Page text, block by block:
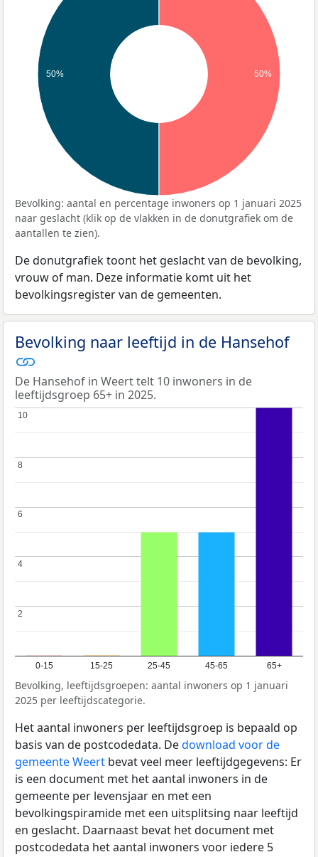
50% 50%
Bevolking: aantal en percentage inwoners op 1 januari 2025
naar geslacht (klik op de vlakken in de donutgrafiek om de
aantallen te zien).
De donutgrafiek toont het geslacht van de bevolking,
vrouw of man. Deze informatie komt uit het
bevolkingsregister van de gemeenten.
Bevolking naar leeftijd in de Hansehof
De Hansehof in Weert telt 10 inwoners in de
leeftijdsgroep 65+ in 2025.
0-15 15-25 25-45 45-65 65+
2
2
4
4
6
6
8
8
10
10
Bevolking, leeftijdsgroepen: aantal inwoners op 1 januari
2025 per leeftijdscategorie.
Het aantal inwoners per leeftijdsgroep is bepaald op
basis van de postcodedata. Dedownload voor de
gemeente Weert bevat veel meer leeftijdgegevens: Er
is een document met het aantal inwoners in de
gemeente per levensjaar en met een
bevolkingspiramide met een uitsplitsing naar leeftijd
en geslacht. Daarnaast bevat het document met
postcodedata het aantal inwoners voor iedere 5